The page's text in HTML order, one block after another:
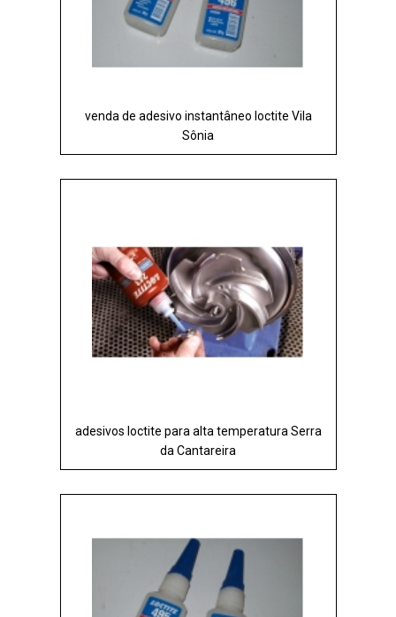
venda de adesivo instantâneo loctite Vila
Sônia
adesivos loctite para alta temperatura Serra
da Cantareira